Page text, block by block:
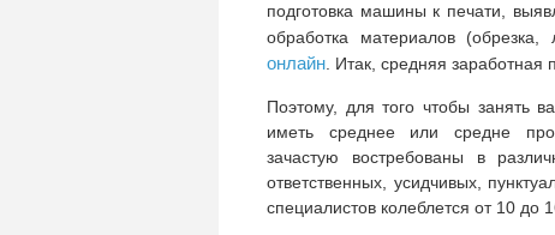
подготовка машины к печати,
обработка материалов (обрезка,
онлайн . Итак, средняя заработная
Поэтому, для того чтобы занять
иметь среднее или средне
зачастую востребованы в
ответственных, усидчивых,
специалистов колеблется от 10 до